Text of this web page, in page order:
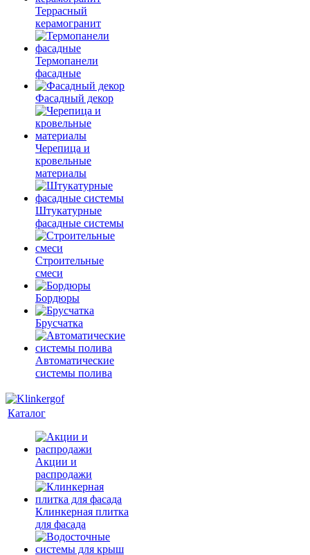
Террасный
керамогранит
Термопанели
фасадные
Фасадный декор
Черепица и
кровельные
материалы
Штукатурные
фасадные системы
Строительные
смеси
Бордюры
Брусчатка
Автоматические
системы полива
Каталог
Акции и
распродажи
Клинкерная плитка
для фасада